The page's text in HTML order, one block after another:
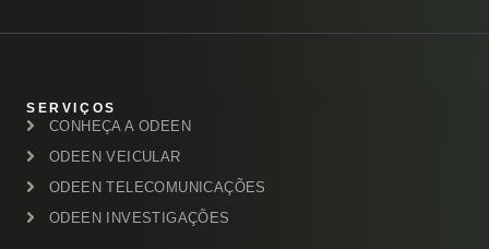
SERVIÇOS
CONHEÇA A ODEEN
ODEEN VEICULAR
ODEEN TELECOMUNICAÇÕES
ODEEN INVESTIGAÇÕES